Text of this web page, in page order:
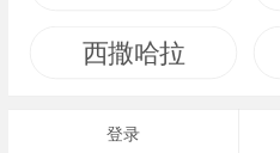
西撒哈拉
登录